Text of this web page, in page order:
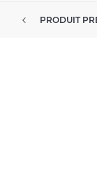
PRODUIT